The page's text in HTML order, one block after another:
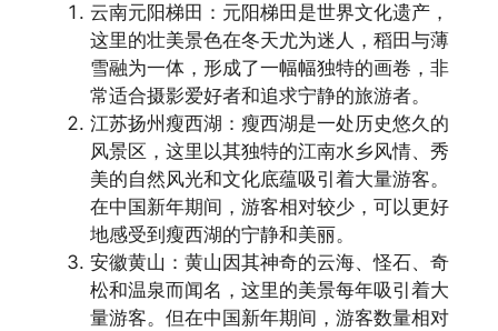
云南元阳梯田：元阳梯田是世界文化遗产，
这里的壮美景色在冬天尤为迷人，稻田与薄
雪融为一体，形成了一幅幅独特的画卷，非
常适合摄影爱好者和追求宁静的旅游者。
江苏扬州瘦西湖：瘦西湖是一处历史悠久的
风景区，这里以其独特的江南水乡风情、秀
美的自然风光和文化底蕴吸引着大量游客。
在中国新年期间，游客相对较少，可以更好
地感受到瘦西湖的宁静和美丽。
安徽黄山：黄山因其神奇的云海、怪石、奇
松和温泉而闻名，这里的美景每年吸引着大
量游客。但在中国新年期间，游客数量相对